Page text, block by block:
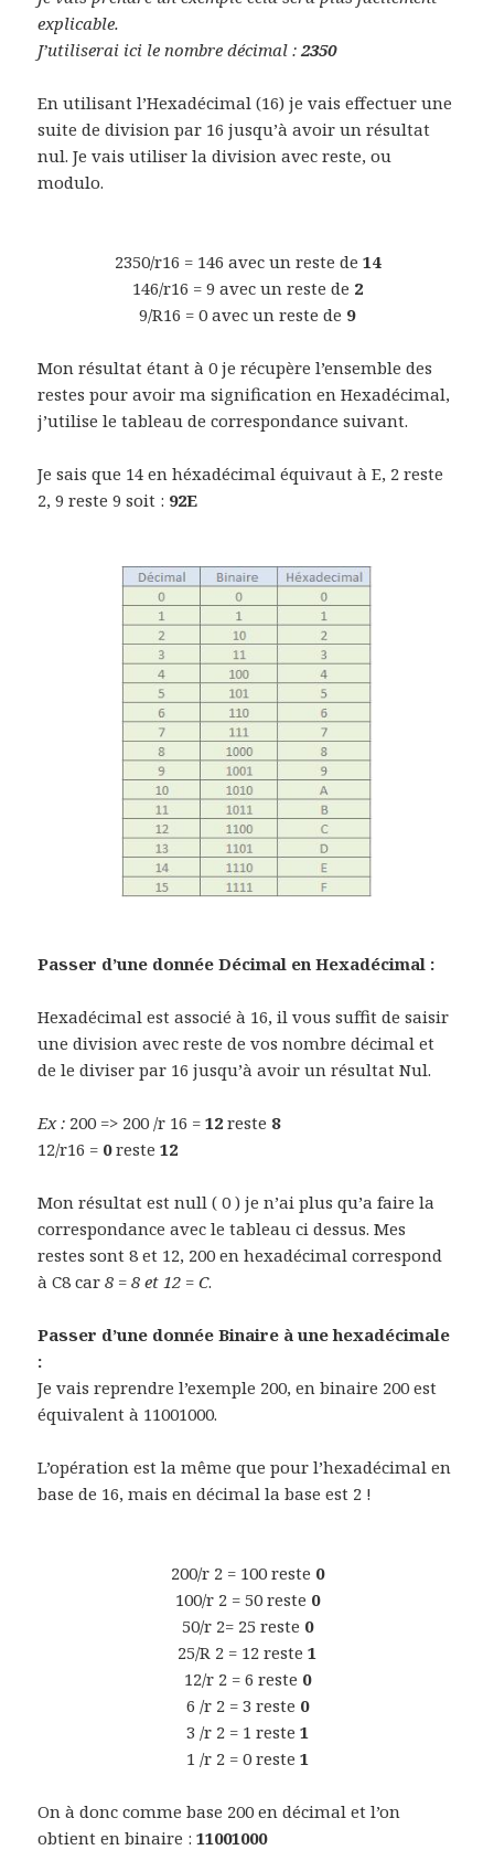
explicable.
J’utiliserai ici le nombre décimal :2350
En utilisant l’Hexadécimal (16) je vais effectuer une
suite de division par 16 jusqu’à avoir un résultat
nul. Je vais utiliser la division avec reste, ou
modulo.
2350/r16 = 146 avec un reste de 14
146/r16 = 9 avec un reste de 2
9/R16 = 0 avec un reste de 9
Mon résultat étant à 0 je récupère l’ensemble des
restes pour avoir ma signification en Hexadécimal,
j’utilise le tableau de correspondance suivant.
Je sais que 14 en héxadécimal équivaut à E, 2 reste
2, 9 reste 9 soit : 92E
Passer d’une donnée Décimal en Hexadécimal :
Hexadécimal est associé à 16, il vous suffit de saisir
une division avec reste de vos nombre décimal et
de le diviser par 16 jusqu’à avoir un résultat Nul.
Ex : 200 => 200 /r 16 =12 reste 8
12/r16 = 0reste12
Mon résultat est null ( 0 ) je n’ai plus qu’a faire la
correspondance avec le tableau ci dessus. Mes
restes sont 8 et 12, 200 en hexadécimal correspond
à C8 car8 = 8 et 12 = C.
Passer d’une donnée Binaire à une hexadécimale
:
Je vais reprendre l’exemple 200, en binaire 200 est
équivalent à 11001000.
L’opération est la même que pour l’hexadécimal en
base de 16, mais en décimal la base est 2 !
200/r 2 = 100 reste 0
100/r 2 = 50 reste 0
50/r 2= 25 reste 0
25/R 2 = 12 reste 1
12/r 2 = 6 reste 0
6 /r 2 = 3 reste 0
3 /r 2 = 1 reste 1
1 /r 2 = 0 reste 1
On à donc comme base 200 en décimal et l’on
obtient en binaire : 11001000